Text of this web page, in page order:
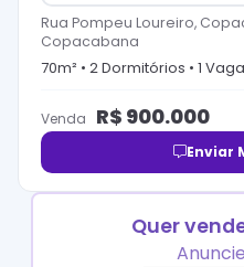
Rua Pompeu Loureiro,
Copacabana
70m² • 2Dormitórios • 1 Vaga
Venda R$ 900.000
Enviar
Quer